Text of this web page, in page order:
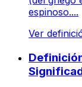
espinoso....
Ver